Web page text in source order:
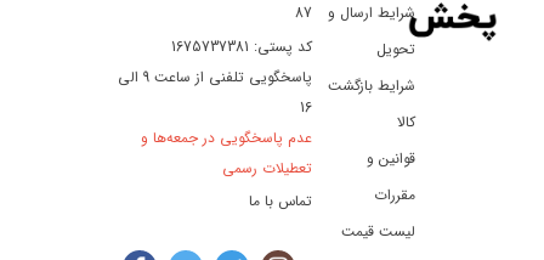
تفریح
شرایط ارسال و
تحویل
شرایط بازگشت
کالا
قوانین و
مقررات
لیست قیمت
87
کد پستی: 1675737381
پاسخگویی تلفنی از ساعت 9 الی
16
عدم پاسخگویی در جمعه‌ها و
تعطیلات رسمی
تماس با ما